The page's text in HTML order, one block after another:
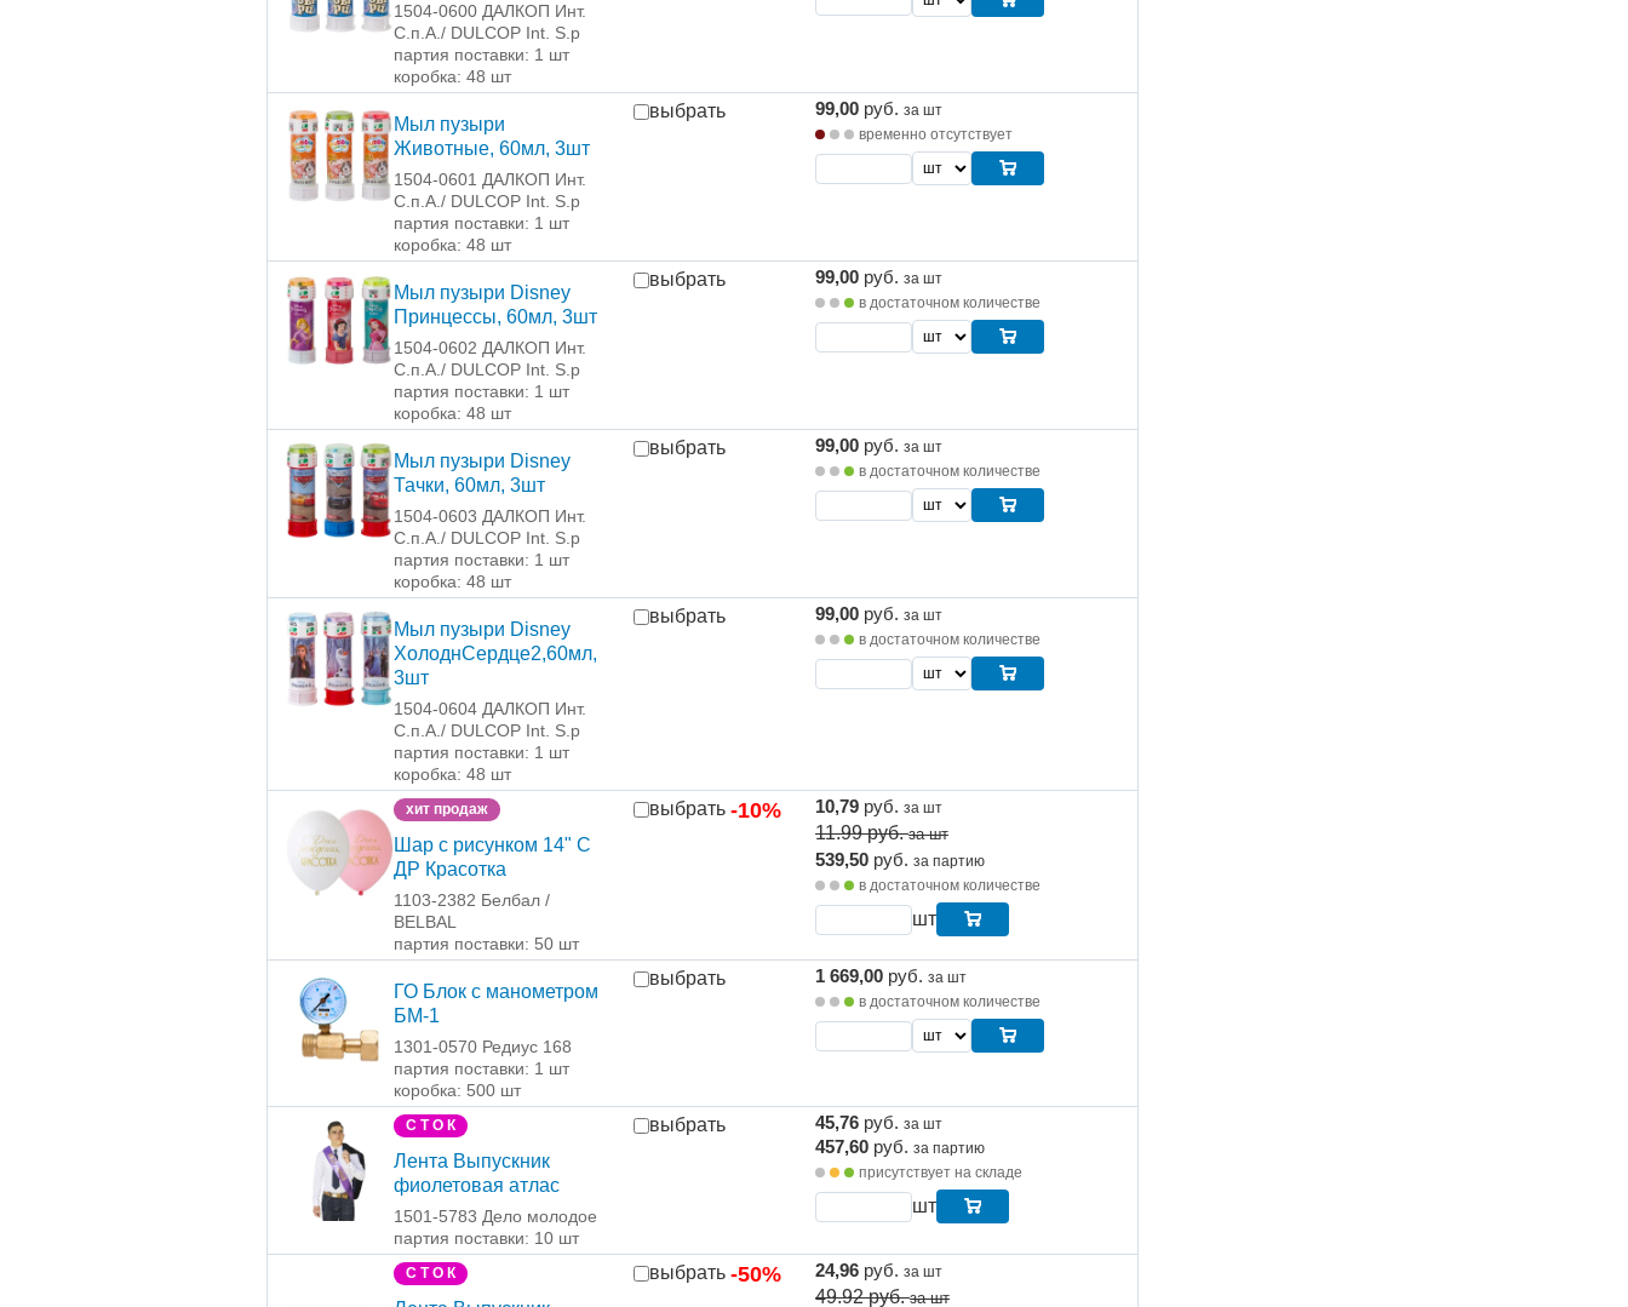
1504-0600 ДАЛКОП Инт.
C.п.A./ DULCOP Int. S.p
партия поставки: 1 шт
коробка: 48 шт
Мыл пузыри
Животные, 60мл, 3шт
1504-0601 ДАЛКОП Инт.
C.п.A./ DULCOP Int. S.p
партия поставки: 1 шт
коробка: 48 шт
выбрать 99,00 руб. за шт
временно отсутствует
Мыл пузыри Disney
Принцессы, 60мл, 3шт
1504-0602 ДАЛКОП Инт.
C.п.A./ DULCOP Int. S.p
партия поставки: 1 шт
коробка: 48 шт
выбрать 99,00 руб. за шт
в достаточном количестве
Мыл пузыри Disney
Тачки, 60мл, 3шт
1504-0603 ДАЛКОП Инт.
C.п.A./ DULCOP Int. S.p
партия поставки: 1 шт
коробка: 48 шт
выбрать 99,00 руб. за шт
в достаточном количестве
Мыл пузыри Disney
ХолоднСердце2,60мл,
3шт
1504-0604 ДАЛКОП Инт.
C.п.A./ DULCOP Int. S.p
партия поставки: 1 шт
коробка: 48 шт
выбрать 99,00 руб. за шт
в достаточном количестве
хит продаж
Шар с рисунком 14" С
ДР Красотка
1103-2382 Белбал /
BELBAL
партия поставки: 50 шт
-10%
выбрать 10,79 руб. за шт
11.99руб. за шт
539,50 руб. за партию
в достаточном количестве
шт
ГО Блок с манометром
БМ-1
1301-0570 Редиус 168
партия поставки: 1 шт
коробка: 500 шт
выбрать 1 669,00 руб. за шт
в достаточном количестве
С Т О К
Лента Выпускник
фиолетовая атлас
1501-5783 Дело молодое
партия поставки: 10 шт
выбрать 45,76 руб. за шт
457,60 руб. за партию
присутствует на складе
шт
С Т О К -50%
выбрать 24,96 руб. за шт
49.92руб. за шт